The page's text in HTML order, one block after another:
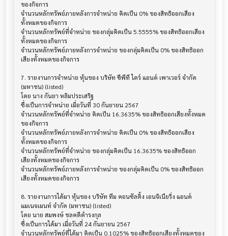
ของกิจการ
จำนวนหลักทรัพย์ภายหลังการจำหน่าย คิดเป็น 0% ของสิทธิออกเสียง
ทั้งหมดของกิจการ
จำนวนหลักทรัพย์ที่จำหน่าย ของกลุ่มคิดเป็น 5.5555% ของสิทธิออกเสียง
ทั้งหมดของกิจการ
จำนวนหลักทรัพย์ภายหลังการจำหน่าย ของกลุ่มคิดเป็น 0% ของสิทธิออก
เสียงทั้งหมดของกิจการ
7. รายงานการจำหน่าย หุ้นของ บริษัท ซีพีที ไดร์ แอนด์ เพาเวอร์ จำกัด
(มหาชน) (listed)
โดย นาง กันยา หลิมประเสริฐ
ซึ่งเป็นการจำหน่าย เมื่อวันที่ 30 กันยายน 2567
จำนวนหลักทรัพย์ที่จำหน่าย คิดเป็น 16.3635% ของสิทธิออกเสียงทั้งหมด
ของกิจการ
จำนวนหลักทรัพย์ภายหลังการจำหน่าย คิดเป็น 0% ของสิทธิออกเสียง
ทั้งหมดของกิจการ
จำนวนหลักทรัพย์ที่จำหน่าย ของกลุ่มคิดเป็น 16.3635% ของสิทธิออก
เสียงทั้งหมดของกิจการ
จำนวนหลักทรัพย์ภายหลังการจำหน่าย ของกลุ่มคิดเป็น 0% ของสิทธิออก
เสียงทั้งหมดของกิจการ
8. รายงานการได้มา หุ้นของ บริษัท ทีม คอนซัลติ้ง เอนจิเนียริ่ง แอนด์
แมเนจเมนท์ จำกัด (มหาชน) (listed)
โดย นาย สมพงษ์ ชลคดีดำรงกุล
ซึ่งเป็นการได้มา เมื่อวันที่ 24 กันยายน 2567
จำนวนหลักทรัพย์ที่ได้มา คิดเป็น 0.1025% ของสิทธิออกเสียงทั้งหมดของ